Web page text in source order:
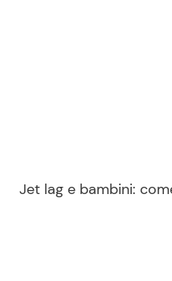
Redazione
Jet lag e bambini: